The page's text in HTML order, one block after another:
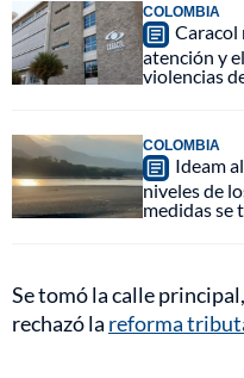
COLOMBIA
Caracol
atención y
violencias
COLOMBIA
Ideam
niveles de
medidas se
Se tomó la calle
rechazó la reforma